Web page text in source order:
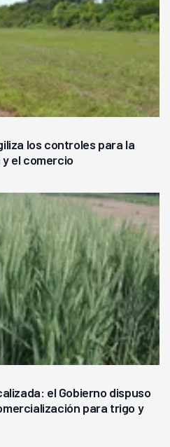
los controles para la
el comercio
el Gobierno dispuso
para trigo y